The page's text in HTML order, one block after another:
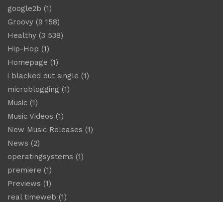
google2b (1)
Groovy (9 158)
Healthy (3 538)
Hip-Hop (1)
Homepage (1)
i blacked out single (1)
microblogging (1)
Music (1)
Music Videos (1)
New Music Releases (1)
News (2)
operatingsystems (1)
premiere (1)
Previews (1)
real timeweb (1)